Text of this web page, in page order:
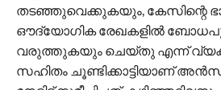
തടഞ്ഞുവെക്കുകയും, കേസിന്റെ
ഔദ്യോഗിക രേഖകളിൽ
വരുത്തുകയും ചെയ്തു എന്ന്
സഹിതം ചൂണ്ടിക്കാട്ടിയാണ്